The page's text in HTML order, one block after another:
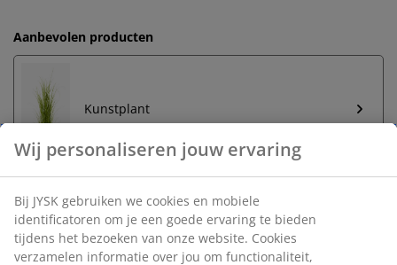
Aanbevolen producten
Kunstplant
Onbeperkt retourneren
Geen tijdslimiet - retourneer in iedere JYSK-winkel